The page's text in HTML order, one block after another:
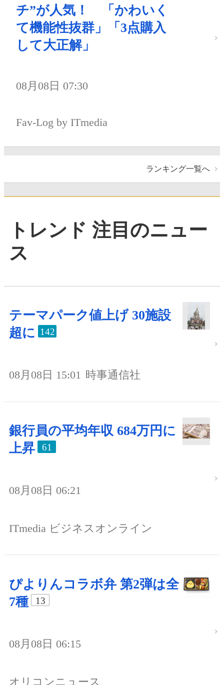
チ”が人気！ 「かわいく
て機能性抜群」「3点購入
して大正解」
08月08日 07:30
Fav-Log by ITmedia
ランキング一覧へ
トレンド 注目のニュー
ス
テーマパーク値上げ 30施設
超に 142
08月08日 15:01 時事通信社
銀行員の平均年収 684万円に
上昇
61
08月08日 06:21
ITmedia ビジネスオンライン
ぴよりんコラボ弁 第2弾は全
7種
13
08月08日 06:15
オリコンニュース